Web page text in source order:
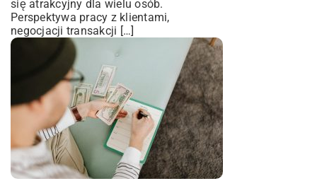
się atrakcyjny dla wielu osób.
Perspektywa pracy z klientami,
negocjacji transakcji […]